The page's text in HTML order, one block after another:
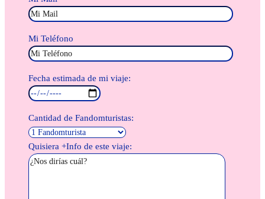
Mi Teléfono
Fecha estimada de mi viaje:
Cantidad de Fandomturistas:
Quisiera +Info de este viaje: